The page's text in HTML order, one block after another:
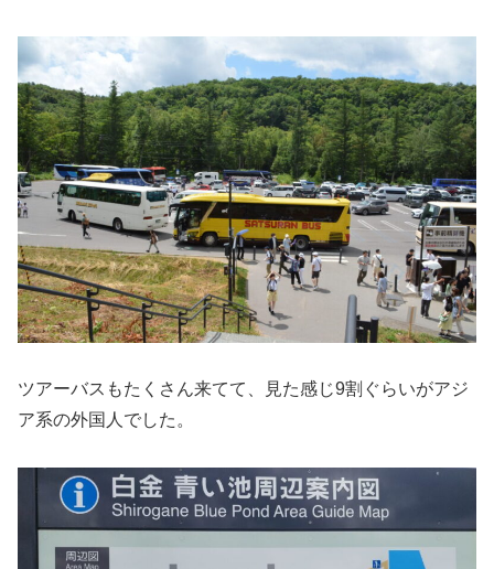
ツアーバスもたくさん来てて、見た感じ9割ぐらいがアジ
ア系の外国人でした。